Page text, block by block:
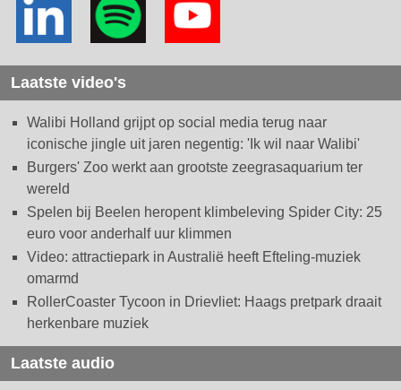
Laatste video's
Walibi Holland grijpt op social media terug naar
iconische jingle uit jaren negentig: 'Ik wil naar Walibi'
Burgers' Zoo werkt aan grootste zeegrasaquarium ter
wereld
Spelen bij Beelen heropent klimbeleving Spider City: 25
euro voor anderhalf uur klimmen
Video: attractiepark in Australië heeft Efteling-muziek
omarmd
RollerCoaster Tycoon in Drievliet: Haags pretpark draait
herkenbare muziek
Laatste audio